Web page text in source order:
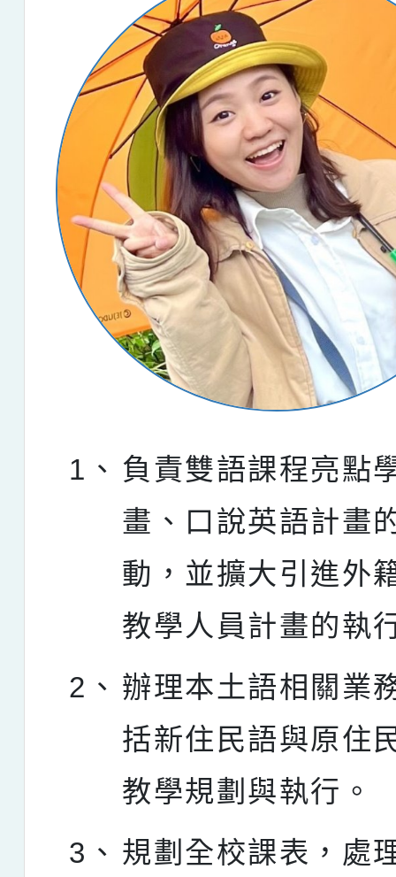
1、 負責雙語課程亮點
畫、口說英語計畫
動，並擴大引進外
教學人員計畫的執
2、 辦理本土語相關業
括新住民語與原住
教學規劃與執行。
3、 規劃全校課表，處